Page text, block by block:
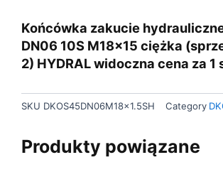
Końcówka zakucie
DN06 10S M18x15 ciężka
2) HYDRAL widoczna cena za 1
SKU DKOS45DN06M18x1.5SH Category
Produkty powiązane